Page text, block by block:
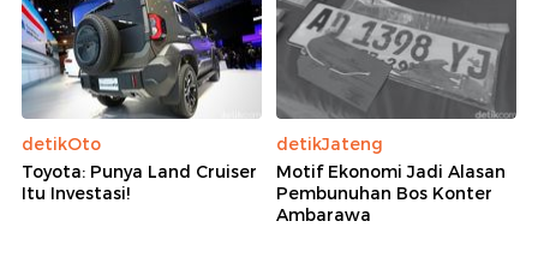
detikOto
Toyota: Punya Land Cruiser
Itu Investasi!
detikJateng
Motif Ekonomi Jadi Alasan
Pembunuhan Bos Konter
Ambarawa